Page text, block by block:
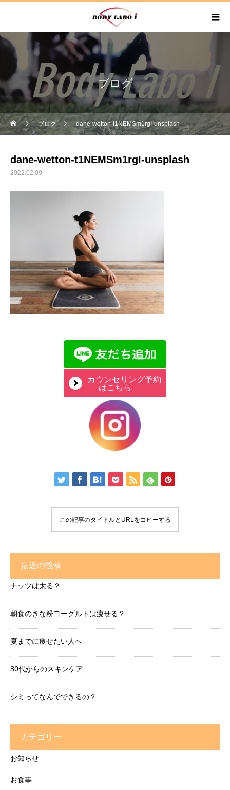
ブログ
ブログ dane-wetton-t1NEMSm1rgI-unsplash
dane-wetton-t1NEMSm1rgI-unsplash
2022.02.09
カウンセリング予約
はこちら
この記事のタイトルとURLをコピーする
最近の投稿
ナッツは太る？
朝食のきな粉ヨーグルトは痩せる？
夏までに痩せたい人へ
30代からのスキンケア
シミってなんでできるの？
カテゴリー
お知らせ
お食事